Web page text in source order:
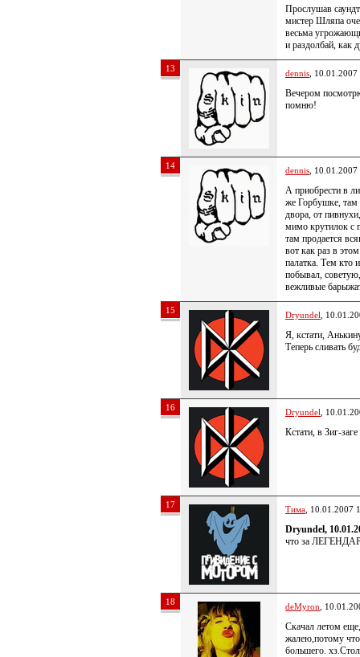
Прослушав
мистер Шляпа
весьма
и раздолбай, как
13 dennis ,
Вечером
помню!
14 dennis ,
А приобрести в
же Горбушке, там
двора, от
мимо крутилок с
там продается
вот как раз в
палатка. Тем кто
побывал,
вежливые
15 Dryundel ,
Я, кстати,
Теперь сливать
16 Dryundel ,
Кстати, в Зиг-
17 Тима , 10.01.2007
Dryundel,
что за
18 deMyron ,
Скачал летом
жалею,потому
большего.